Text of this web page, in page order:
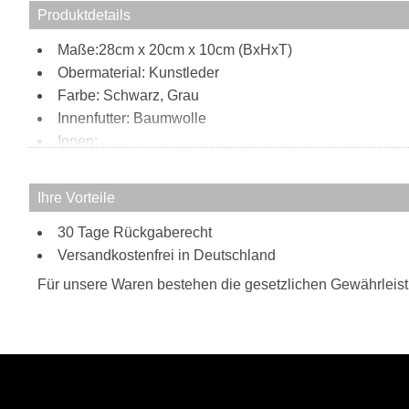
Produktdetails
Maße:28cm x 20cm x 10cm (BxHxT)
Obermaterial: Kunstleder
Farbe: Schwarz, Grau
Innenfutter: Baumwolle
Innen:
2 Steckfächer
Außen:
1 Reißverschlussfach
1 Steckfach mit Druckknopfverschluss
Tragweise:
Ihre Vorteile
30 Tage Rückgaberecht
Versandkostenfrei in Deutschland
Für unsere Waren bestehen die gesetzlichen